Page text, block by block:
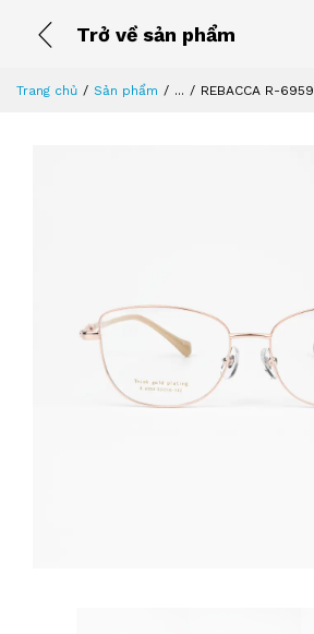
Trở về sản phẩm
Trang chủ Sản phẩm ... REBACCA R-6959